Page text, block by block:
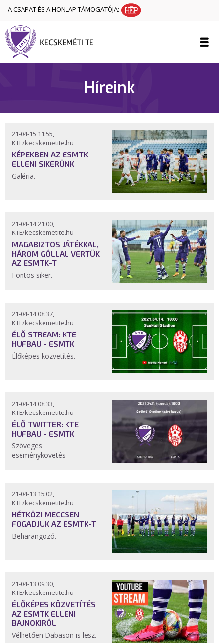
A CSAPAT ÉS A HONLAP TÁMOGATÓJA:
Híreink
21-04-15 11:55,
KTE/kecskemetite.hu
KÉPEKBEN AZ ESMTK
ELLENI SIKERÜNK
Galéria.
21-04-14 21:00,
KTE/kecskemetite.hu
MAGABIZTOS JÁTÉKKAL,
HÁROM GÓLLAL VERTÜK
AZ ESMTK-T
Fontos siker.
21-04-14 08:37,
KTE/kecskemetite.hu
ÉLŐ STREAM: KTE
HUFBAU - ESMTK
Élőképes közvetítés.
21-04-14 08:33,
KTE/kecskemetite.hu
ÉLŐ TWITTER: KTE
HUFBAU - ESMTK
Szöveges
eseménykövetés.
21-04-13 15:02,
KTE/kecskemetite.hu
HÉTKÖZI MECCSEN
FOGADJUK AZ ESMTK-T
Beharangozó.
21-04-13 09:30,
KTE/kecskemetite.hu
ÉLŐKÉPES KÖZVETÍTÉS
AZ ESMTK ELLENI
BAJNOKIRÓL
Vélhetően Dabason is lesz.